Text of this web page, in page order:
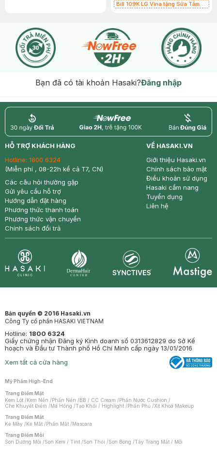
Bill 109K LG Vina tặng Sữa Tắm
Bạn đã có tài khoản Hasaki?Đăng nhập
return nowfree price
HỖ TRỢ KHÁCH HÀNG
Hotline: 1800 6324
(Miễn phí , 08-22h kể cả T7, CN)
Các câu hỏi thường gặp
Gửi yêu cầu hỗ trợ
Hướng dẫn đặt hàng
Phương thức thanh toán
Phương thức vận chuyển
Chính sách đổi trả
VỀ HASAKI.VN
Giới thiệu Hasaki.vn
Chính sách bảo mật
Điều khoản sử dụng
Hasaki cẩm nang
Tuyển dụng
Liên hệ
Bản quyền © 2016 Hasaki.vn
Công Ty cổ phần HASAKI VIETNAM
Hotline: 1800 6324
Giấy chứng nhận Đăng ký Kinh doanh số 0313612829 do Sở Kế
hoạch và Đầu tư Thành phố Hồ Chí Minh cấp ngày 13/01/2016
Xem tất cả cửa hàng
Mỹ Phẩm High-End
Trang Điểm Mặt
Kem Lót /Kem Nền /Phấn Nền /BB / CC Cream /Phấn Nước Cushion /
Che Khuyết Điểm /Má Hồng /Tạo Khối / Highlight /Phấn Phủ /Xịt Khoá Makeup
Trang Điểm Mắt
Kẻ Mày /Kẻ Mắt /Phấn Mắt /Mascara
Trang Điểm Môi
Son Dưỡng Môi /Son Kem / Tint /Son Thỏi /Son Bóng /Tẩy Trang Mắt / Môi